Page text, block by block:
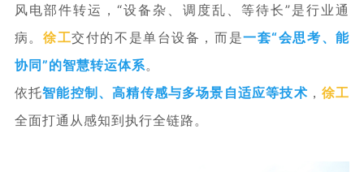
风电部件转运，“设备杂、调度乱、等待长”是行业通
病 。徐工交付的不是单台设备，而是一套“会思考、能
协同”的智慧转运体系。
依托智能控制、高精传感与多场景自适应等技术 ， 徐工
全面打通从感知到执行全链路。